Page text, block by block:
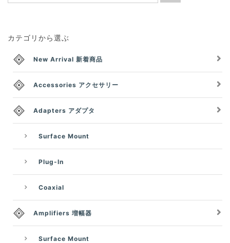
カテゴリから選ぶ
New Arrival 新着商品
Accessories アクセサリー
Adapters アダプタ
Surface Mount
Plug-In
Coaxial
Amplifiers 増幅器
Surface Mount